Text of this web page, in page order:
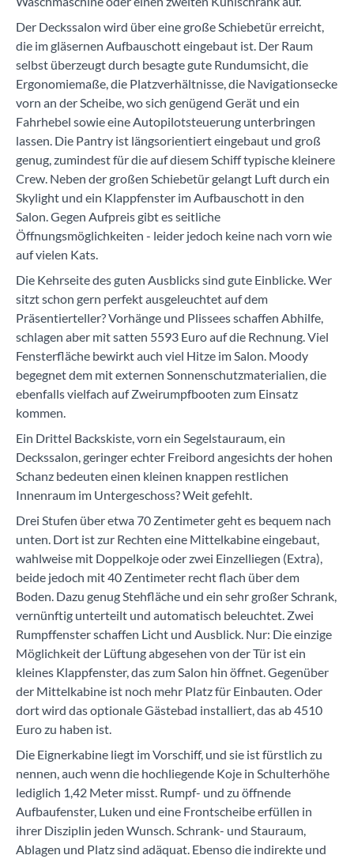
Der Deckssalon wird über eine große Schiebetür erreicht,
die im gläsernen Aufbauschott eingebaut ist. Der Raum
selbst überzeugt durch besagte gute Rundumsicht, die
Ergonomiemaße, die Platzverhältnisse, die Navigationsecke
vorn an der Scheibe, wo sich genügend Gerät und ein
Fahrhebel sowie eine Autopilotsteuerung unterbringen
lassen. Die Pantry ist längsorientiert eingebaut und groß
genug, zumindest für die auf diesem Schiff typische kleinere
Crew. Neben der großen Schiebetür gelangt Luft durch ein
Skylight und ein Klappfenster im Aufbauschott in den
Salon. Gegen Aufpreis gibt es seitliche
Öffnungsmöglichkeiten - leider jedoch keine nach vorn wie
auf vielen Kats.
Die Kehrseite des guten Ausblicks sind gute Einblicke. Wer
sitzt schon gern perfekt ausgeleuchtet auf dem
Präsentierteller? Vorhänge und Plissees schaffen Abhilfe,
schlagen aber mit satten 5593 Euro auf die Rechnung. Viel
Fensterfläche bewirkt auch viel Hitze im Salon. Moody
begegnet dem mit externen Sonnenschutzmaterialien, die
ebenfalls vielfach auf Zweirumpfbooten zum Einsatz
kommen.
Ein Drittel Backskiste, vorn ein Segelstauraum, ein
Deckssalon, geringer echter Freibord angesichts der hohen
Schanz bedeuten einen kleinen knappen restlichen
Innenraum im Untergeschoss? Weit gefehlt.
Drei Stufen über etwa 70 Zentimeter geht es bequem nach
unten. Dort ist zur Rechten eine Mittelkabine eingebaut,
wahlweise mit Doppelkoje oder zwei Einzelliegen (Extra),
beide jedoch mit 40 Zentimeter recht flach über dem
Boden. Dazu genug Stehfläche und ein sehr großer Schrank,
vernünftig unterteilt und automatisch beleuchtet. Zwei
Rumpffenster schaffen Licht und Ausblick. Nur: Die einzige
Möglichkeit der Lüftung abgesehen von der Tür ist ein
kleines Klappfenster, das zum Salon hin öffnet. Gegenüber
der Mittelkabine ist noch mehr Platz für Einbauten. Oder
dort wird das optionale Gästebad installiert, das ab 4510
Euro zu haben ist.
Die Eignerkabine liegt im Vorschiff, und sie ist fürstlich zu
nennen, auch wenn die hochliegende Koje in Schulterhöhe
lediglich 1,42 Meter misst. Rumpf- und zu öffnende
Aufbaufenster, Luken und eine Frontscheibe erfüllen in
ihrer Disziplin jeden Wunsch. Schrank- und Stauraum,
Ablagen und Platz sind adäquat. Ebenso die indirekte und